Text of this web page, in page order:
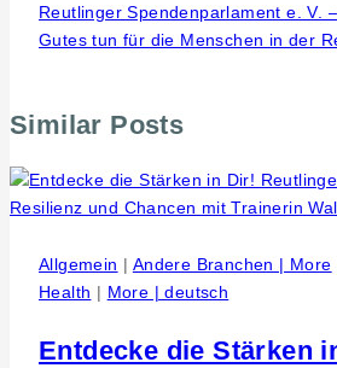
Reutlinger Spendenparlament e. V.
Gutes tun für die Menschen in der
Similar Posts
Allgemein | Andere Branchen | More
Health | More | deutsch
Entdecke die Stärken